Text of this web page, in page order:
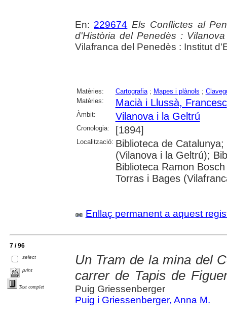
En: 229674 Els Conflictes al
d'Història del Penedès :
Vilafranca del Penedès : Institut
Matèries: Cartografia; Mapes i plànols ;
Matèries:
Macià i Llussà, Francesc
Àmbit: Vilanova i la Geltrú
Cronologia: [1894]
Localització: Biblioteca de
(Vilanova i la Geltrú);
Biblioteca Ramon
Torras i Bages
Enllaç permanent a aquest
7 / 96
select
print
Text complet
Un Tram de la mina del
carrer de Tapis de
Puig Griessenberger
Puig i Griessenberger, Anna M.